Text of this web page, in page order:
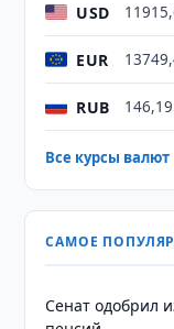
USD
EUR
RUB
Все курсы
САМОЕ
Сенат одобрил